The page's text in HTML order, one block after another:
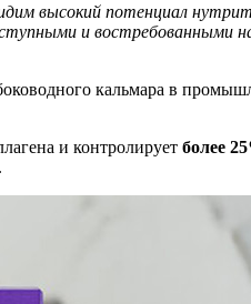
высокий потенциал
и востребованными
кальмара в
и контролирует более